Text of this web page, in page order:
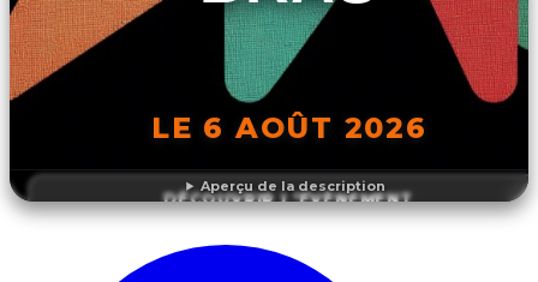
Aperçu de la description
LE 6 AOÛT 2026
DÉCOUVRIR L'ÉVÉNEMENT